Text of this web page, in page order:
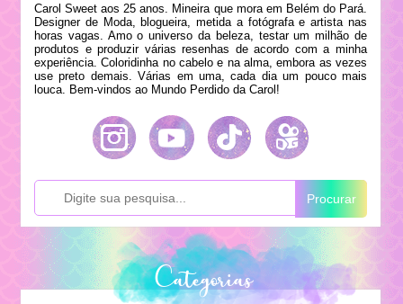
Carol Sweet aos 25 anos. Mineira que mora em Belém do Pará.
Designer de Moda, blogueira, metida a fotógrafa e artista nas
horas vagas. Amo o universo da beleza, testar um milhão de
produtos e produzir várias resenhas de acordo com a minha
experiência. Coloridinha no cabelo e na alma, embora as vezes
use preto demais. Várias em uma, cada dia um pouco mais
louca. Bem-vindos ao Mundo Perdido da Carol!
Procurar
Categorias